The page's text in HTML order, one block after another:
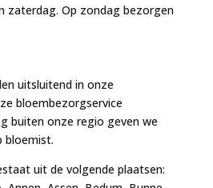
zaterdag. Op zondag bezorgen
uitsluitend in onze
bloembezorgservice
buiten onze regio geven we
bloemist.
uit de volgende plaatsen: